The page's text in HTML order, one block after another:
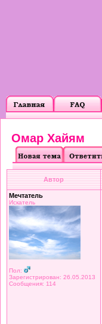
Омар Хайям
Автор
Мечтатель
Искатель
Пол:
Зарегистрирован: 26.05.2013
Сообщения: 114